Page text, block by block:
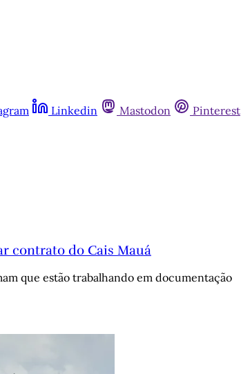
Linkedin Mastodon Pinterest
contrato do Cais Mauá
que estão trabalhando em documentação